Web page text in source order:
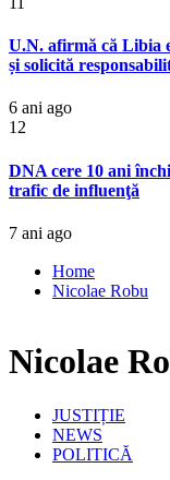
U.N. afirmă că Libia
și solicită
6 ani ago
12
DNA cere 10 ani
trafic de influenţă
7 ani ago
Home
Nicolae Robu
Nicolae
JUSTIȚIE
NEWS
POLITICĂ